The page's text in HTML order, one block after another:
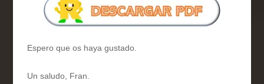
Espero que os haya gustado.
Un saludo, Fran.